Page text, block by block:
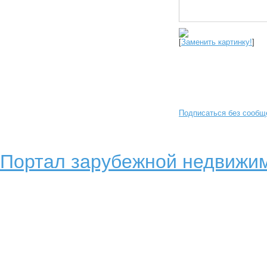
[Заменить картинку!]
Подписаться без
Портал зарубежной